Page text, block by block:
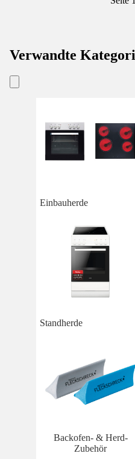
Verwandte
Einbauherde
Standherde
Backofen- & Herd-
Zubehör